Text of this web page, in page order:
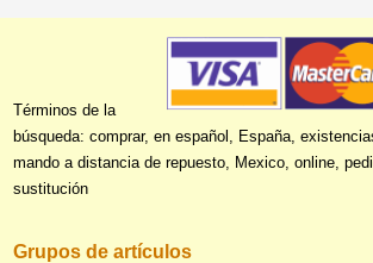
Términos de la
búsqueda: comprar, en español, España,
mando a distancia de repuesto, Mexico, online,
sustitución
Grupos de artículos